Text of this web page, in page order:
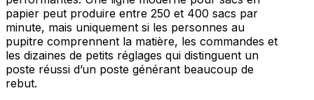
papier peut produire entre 250 et 400 sacs par
minute, mais uniquement si les personnes au
pupitre comprennent la matière, les commandes et
les dizaines de petits réglages qui distinguent un
poste réussi d’un poste générant beaucoup de
rebut.